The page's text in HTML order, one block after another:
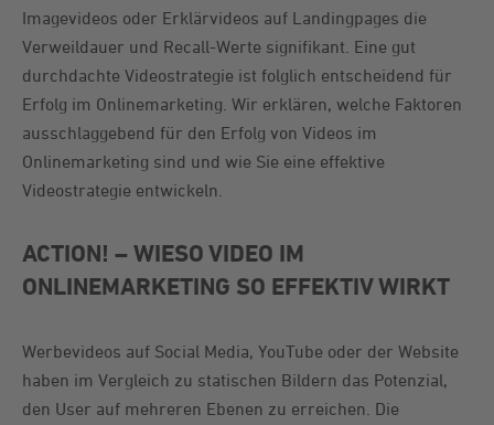
Imagevideos oder Erklärvideos auf Landingpages die
Verweildauer und Recall-Werte signifikant. Eine gut
durchdachte Videostrategie ist folglich entscheidend für
Erfolg im Onlinemarketing. Wir erklären, welche Faktoren
ausschlaggebend für den Erfolg von Videos im
Onlinemarketing sind und wie Sie eine effektive
Videostrategie entwickeln.
ACTION! – WIESO VIDEO IM
ONLINEMARKETING SO EFFEKTIV WIRKT
Werbevideos auf Social Media, YouTube oder der Website
haben im Vergleich zu statischen Bildern das Potenzial,
den User auf mehreren Ebenen zu erreichen. Die